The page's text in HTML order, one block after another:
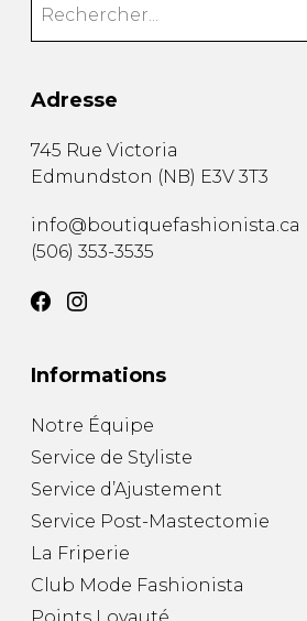
Adresse
745 Rue Victoria
Edmundston (NB) E3V 3T3
info@boutiquefashionista.ca
(506) 353-3535
Informations
Notre Équipe
Service de Styliste
Service d’Ajustement
Service Post-Mastectomie
La Friperie
Club Mode Fashionista